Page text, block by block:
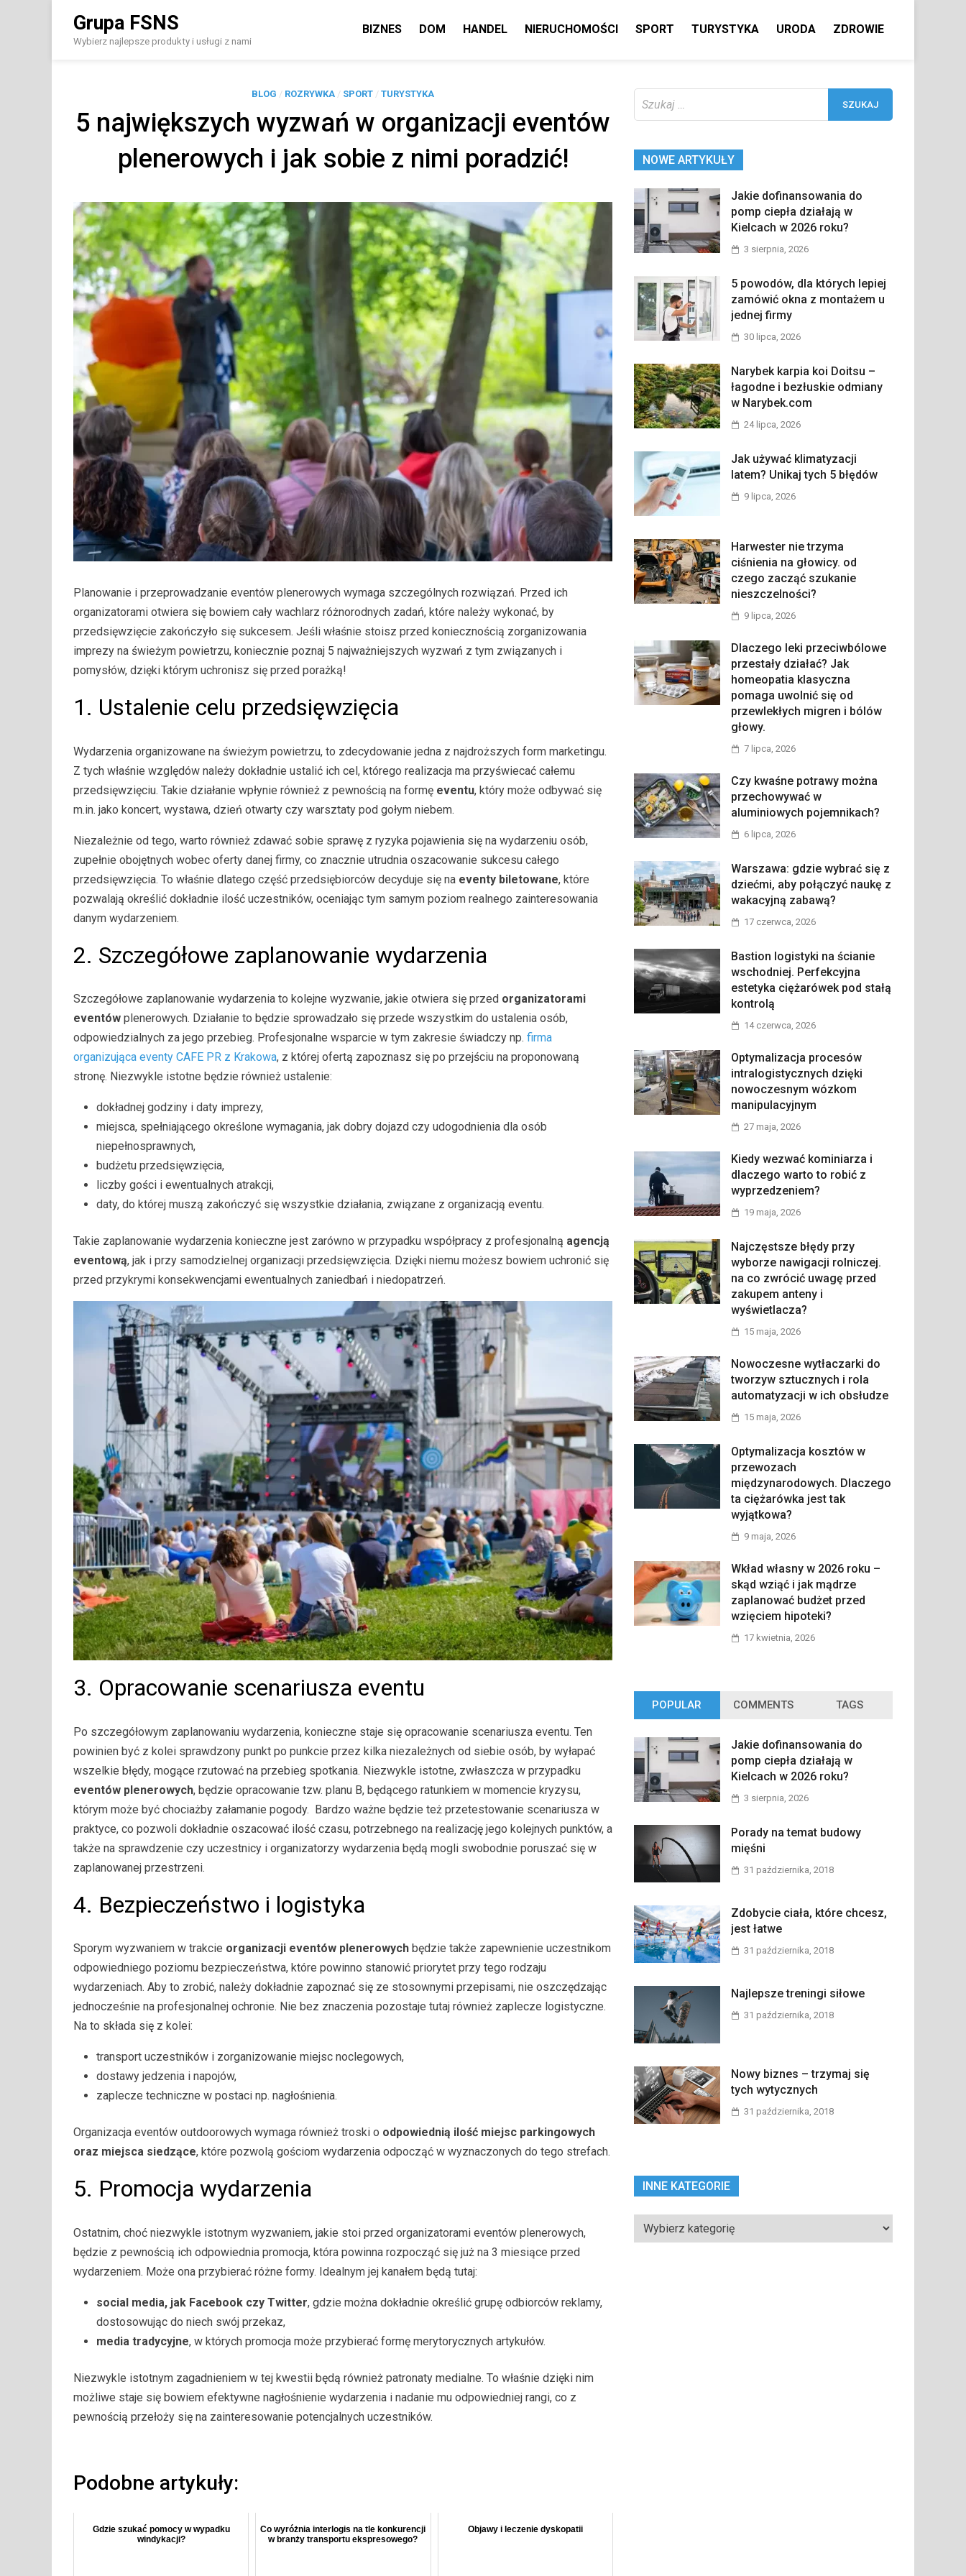
content
Grupa FSNS
Wybierz najlepsze produkty i usługi z nami
BIZNES DOM HANDEL NIERUCHOMOŚCI SPORT TURYSTYKA URODA ZDROWIE
BLOG / ROZRYWKA / SPORT / TURYSTYKA
5 największych wyzwań w organizacji eventów
plenerowych i jak sobie z nimi poradzić!
Planowanie i przeprowadzanie eventów plenerowych wymaga szczególnych rozwiązań. Przed ich
organizatorami otwiera się bowiem cały wachlarz różnorodnych zadań, które należy wykonać, by
przedsięwzięcie zakończyło się sukcesem. Jeśli właśnie stoisz przed koniecznością zorganizowania
imprezy na świeżym powietrzu, koniecznie poznaj 5 najważniejszych wyzwań z tym związanych i
pomysłów, dzięki którym uchronisz się przed porażką!
1. Ustalenie celu przedsięwzięcia
Wydarzenia organizowane na świeżym powietrzu, to zdecydowanie jedna z najdroższych form marketingu.
Z tych właśnie względów należy dokładnie ustalić ich cel, którego realizacja ma przyświecać całemu
przedsięwzięciu. Takie działanie wpłynie również z pewnością na formę eventu, który może odbywać się
m.in. jako koncert, wystawa, dzień otwarty czy warsztaty pod gołym niebem.
Niezależnie od tego, warto również zdawać sobie sprawę z ryzyka pojawienia się na wydarzeniu osób,
zupełnie obojętnych wobec oferty danej firmy, co znacznie utrudnia oszacowanie sukcesu całego
przedsięwzięcia. To właśnie dlatego część przedsiębiorców decyduje się na eventy biletowane, które
pozwalają określić dokładnie ilość uczestników, oceniając tym samym poziom realnego zainteresowania
danym wydarzeniem.
2. Szczegółowe zaplanowanie wydarzenia
Szczegółowe zaplanowanie wydarzenia to kolejne wyzwanie, jakie otwiera się przed organizatorami
eventów plenerowych. Działanie to będzie sprowadzało się przede wszystkim do ustalenia osób,
odpowiedzialnych za jego przebieg. Profesjonalne wsparcie w tym zakresie świadczy np. firma
organizująca eventy CAFE PR z Krakowa, z której ofertą zapoznasz się po przejściu na proponowaną
stronę. Niezwykle istotne będzie również ustalenie:
dokładnej godziny i daty imprezy,
miejsca, spełniającego określone wymagania, jak dobry dojazd czy udogodnienia dla osób
niepełnosprawnych,
budżetu przedsięwzięcia,
liczby gości i ewentualnych atrakcji,
daty, do której muszą zakończyć się wszystkie działania, związane z organizacją eventu.
Takie zaplanowanie wydarzenia konieczne jest zarówno w przypadku współpracy z profesjonalną agencją
eventową, jak i przy samodzielnej organizacji przedsięwzięcia. Dzięki niemu możesz bowiem uchronić się
przed przykrymi konsekwencjami ewentualnych zaniedbań i niedopatrzeń.
3. Opracowanie scenariusza eventu
Po szczegółowym zaplanowaniu wydarzenia, konieczne staje się opracowanie scenariusza eventu. Ten
powinien być z kolei sprawdzony punkt po punkcie przez kilka niezależnych od siebie osób, by wyłapać
wszelkie błędy, mogące rzutować na przebieg spotkania. Niezwykle istotne, zwłaszcza w przypadku
eventów plenerowych, będzie opracowanie tzw. planu B, będącego ratunkiem w momencie kryzysu,
którym może być chociażby załamanie pogody. Bardzo ważne będzie też przetestowanie scenariusza w
praktyce, co pozwoli dokładnie oszacować ilość czasu, potrzebnego na realizację jego kolejnych punktów, a
także na sprawdzenie czy uczestnicy i organizatorzy wydarzenia będą mogli swobodnie poruszać się w
zaplanowanej przestrzeni.
4. Bezpieczeństwo i logistyka
Sporym wyzwaniem w trakcie organizacji eventów plenerowych będzie także zapewnienie uczestnikom
odpowiedniego poziomu bezpieczeństwa, które powinno stanowić priorytet przy tego rodzaju
wydarzeniach. Aby to zrobić, należy dokładnie zapoznać się ze stosownymi przepisami, nie oszczędzając
jednocześnie na profesjonalnej ochronie. Nie bez znaczenia pozostaje tutaj również zaplecze logistyczne.
Na to składa się z kolei:
transport uczestników i zorganizowanie miejsc noclegowych,
dostawy jedzenia i napojów,
zaplecze techniczne w postaci np. nagłośnienia.
Organizacja eventów outdoorowych wymaga również troski o odpowiednią ilość miejsc parkingowych
oraz miejsca siedzące, które pozwolą gościom wydarzenia odpocząć w wyznaczonych do tego strefach.
5. Promocja wydarzenia
Ostatnim, choć niezwykle istotnym wyzwaniem, jakie stoi przed organizatorami eventów plenerowych,
będzie z pewnością ich odpowiednia promocja, która powinna rozpocząć się już na 3 miesiące przed
wydarzeniem. Może ona przybierać różne formy. Idealnym jej kanałem będą tutaj:
social media, jak Facebook czy Twitter, gdzie można dokładnie określić grupę odbiorców reklamy,
dostosowując do niech swój przekaz,
media tradycyjne, w których promocja może przybierać formę merytorycznych artykułów.
Niezwykle istotnym zagadnieniem w tej kwestii będą również patronaty medialne. To właśnie dzięki nim
możliwe staje się bowiem efektywne nagłośnienie wydarzenia i nadanie mu odpowiedniej rangi, co z
pewnością przełoży się na zainteresowanie potencjalnych uczestników.
Podobne artykuły:
Gdzie szukać pomocy w wypadku
windykacji?
Co wyróżnia interlogis na tle konkurencji
w branży transportu ekspresowego?
Objawy i leczenie dyskopatii
NOWE ARTYKUŁY
Jakie dofinansowania do
pomp ciepła działają w
Kielcach w 2026 roku?
3 sierpnia, 2026
5 powodów, dla których lepiej
zamówić okna z montażem u
jednej firmy
30 lipca, 2026
Narybek karpia koi Doitsu –
łagodne i bezłuskie odmiany
w Narybek.com
24 lipca, 2026
Jak używać klimatyzacji
latem? Unikaj tych 5 błędów
9 lipca, 2026
Harwester nie trzyma
ciśnienia na głowicy. od
czego zacząć szukanie
nieszczelności?
9 lipca, 2026
Dlaczego leki przeciwbólowe
przestały działać? Jak
homeopatia klasyczna
pomaga uwolnić się od
przewlekłych migren i bólów
głowy.
7 lipca, 2026
Czy kwaśne potrawy można
przechowywać w
aluminiowych pojemnikach?
6 lipca, 2026
Warszawa: gdzie wybrać się z
dziećmi, aby połączyć naukę z
wakacyjną zabawą?
17 czerwca, 2026
Bastion logistyki na ścianie
wschodniej. Perfekcyjna
estetyka ciężarówek pod stałą
kontrolą
14 czerwca, 2026
Optymalizacja procesów
intralogistycznych dzięki
nowoczesnym wózkom
manipulacyjnym
27 maja, 2026
Kiedy wezwać kominiarza i
dlaczego warto to robić z
wyprzedzeniem?
19 maja, 2026
Najczęstsze błędy przy
wyborze nawigacji rolniczej.
na co zwrócić uwagę przed
zakupem anteny i
wyświetlacza?
15 maja, 2026
Nowoczesne wytłaczarki do
tworzyw sztucznych i rola
automatyzacji w ich obsłudze
15 maja, 2026
Optymalizacja kosztów w
przewozach
międzynarodowych. Dlaczego
ta ciężarówka jest tak
wyjątkowa?
9 maja, 2026
Wkład własny w 2026 roku –
skąd wziąć i jak mądrze
zaplanować budżet przed
wzięciem hipoteki?
17 kwietnia, 2026
POPULAR COMMENTS TAGS
Jakie dofinansowania do
pomp ciepła działają w
Kielcach w 2026 roku?
3 sierpnia, 2026
Porady na temat budowy
mięśni
31 października, 2018
Zdobycie ciała, które chcesz,
jest łatwe
31 października, 2018
Najlepsze treningi siłowe
31 października, 2018
Nowy biznes – trzymaj się
tych wytycznych
31 października, 2018
INNE KATEGORIE
Inne
kategorie